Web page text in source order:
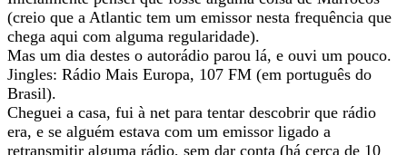
(creio que a Atlantic tem um emissor nesta frequência que
chega aqui com alguma regularidade).
Mas um dia destes o autorádio parou lá, e ouvi um pouco.
Jingles: Rádio Mais Europa, 107 FM (em português do
Brasil).
Cheguei a casa, fui à net para tentar descobrir que rádio
era, e se alguém estava com um emissor ligado a
retransmitir alguma rádio, sem dar conta (há cerca de 10